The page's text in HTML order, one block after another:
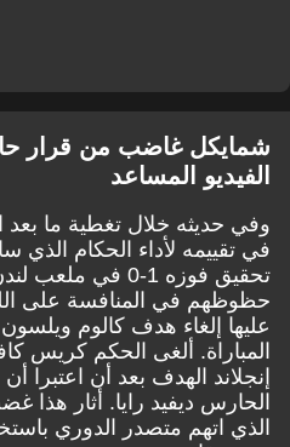
شمايكل غاضب من قرار
الفيديو المساعد
وفي حديثه خلال تغطية ما بعد
في تقييمه لأداء الحكام الذي
تحقيق فوزه 1-0
حظوظهم في المنافسة على
عليها إلغاء هدف كالوم
المباراة. ألغى الحكم كريس
إنجلاند الهدف بعد أن اعتبرا
الحارس ديفيد رايا. أثار هذا
الذي اتهم متصدر الدوري